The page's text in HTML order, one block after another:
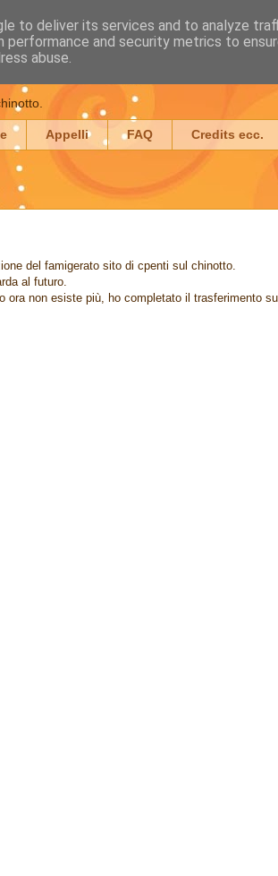
da un altro
Appelli FAQ Credits ecc.
del famigerato sito di cpenti sul chinotto.
al futuro.
ora non esiste più, ho completato il trasferimento
to deliver its services and to analyze
performance and security metrics to
abuse.